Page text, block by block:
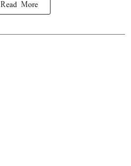
Read More